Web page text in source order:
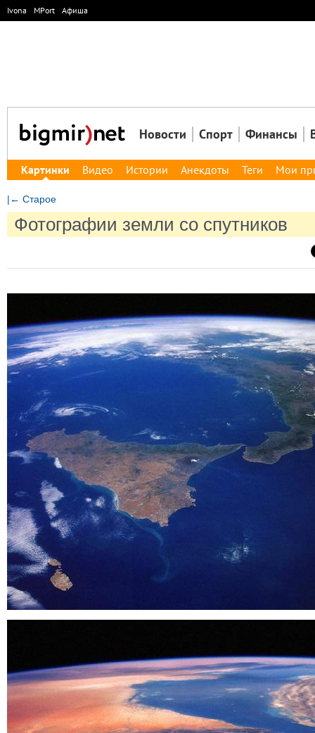
Ivona MPort Афиша
Новости Спорт Финансы
Картинки Видео Истории Анекдоты Теги Мои
|← Старое
Фотографии земли со спутников